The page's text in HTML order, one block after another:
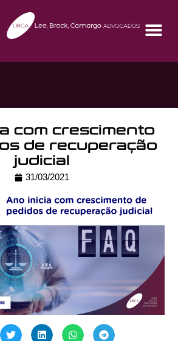
com crescimento
de recuperação
judicial
31/03/2021